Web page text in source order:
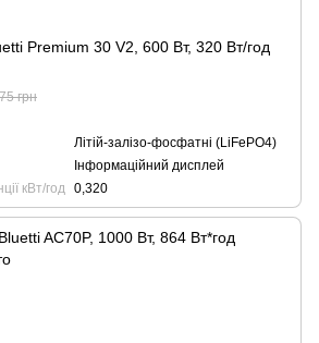
Premium 30 V2, 600 Вт, 320 Вт/год
грн
Літій-залізо-фосфатні (LiFePO4)
Інформаційний дисплей
кВт/год 0,320